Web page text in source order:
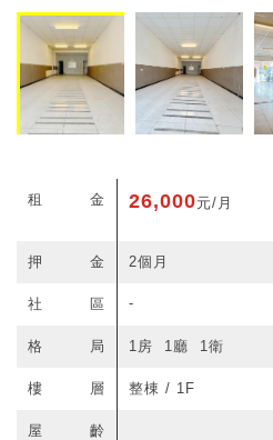
租金 26,000元/月
押金 2個月
社區 -
格局 1房 1廳 1衛
樓層 整棟 / 1F
屋齡